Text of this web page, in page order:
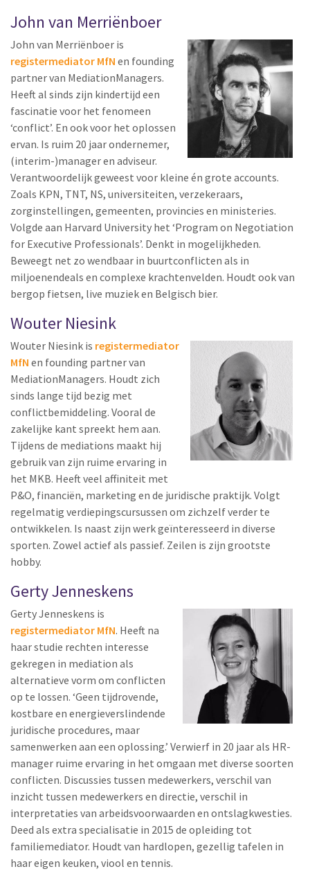
John van Merriënboer
John van Merriënboer is
registermediator MfN en founding
partner van MediationManagers.
Heeft al sinds zijn kindertijd een
fascinatie voor het fenomeen
‘conflict’. En ook voor het oplossen
ervan. Is ruim 20 jaar ondernemer,
(interim-)manager en adviseur.
Verantwoordelijk geweest voor kleine én grote accounts.
Zoals KPN, TNT, NS, universiteiten, verzekeraars,
zorginstellingen, gemeenten, provincies en ministeries.
Volgde aan Harvard University het ‘Program on Negotiation
for Executive Professionals’. Denkt in mogelijkheden.
Beweegt net zo wendbaar in buurtconflicten als in
miljoenendeals en complexe krachtenvelden. Houdt ook van
bergop fietsen, live muziek en Belgisch bier.
Wouter Niesink
Wouter Niesink is registermediator
MfN en founding partner van
MediationManagers. Houdt zich
sinds lange tijd bezig met
conflictbemiddeling. Vooral de
zakelijke kant spreekt hem aan.
Tijdens de mediations maakt hij
gebruik van zijn ruime ervaring in
het MKB. Heeft veel affiniteit met
P&O, financiën, marketing en de juridische praktijk. Volgt
regelmatig verdiepingscursussen om zichzelf verder te
ontwikkelen. Is naast zijn werk geïnteresseerd in diverse
sporten. Zowel actief als passief. Zeilen is zijn grootste
hobby.
Gerty Jenneskens
Gerty Jenneskens is
registermediator MfN. Heeft na
haar studie rechten interesse
gekregen in mediation als
alternatieve vorm om conflicten
op te lossen. ‘Geen tijdrovende,
kostbare en energieverslindende
juridische procedures, maar
samenwerken aan een oplossing.’ Verwierf in 20 jaar als HR-
manager ruime ervaring in het omgaan met diverse soorten
conflicten. Discussies tussen medewerkers, verschil van
inzicht tussen medewerkers en directie, verschil in
interpretaties van arbeidsvoorwaarden en ontslagkwesties.
Deed als extra specialisatie in 2015 de opleiding tot
familiemediator. Houdt van hardlopen, gezellig tafelen in
haar eigen keuken, viool en tennis.